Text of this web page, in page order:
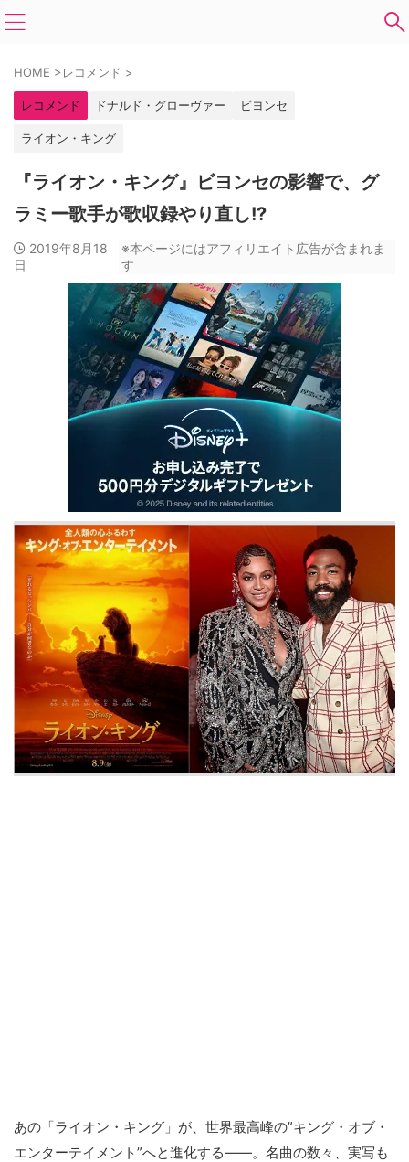
HOME >レコメンド >
レコメンド ドナルド・グローヴァー ビヨンセ
ライオン・キング
『ライオン・キング』ビヨンセの影響で、グ
ラミー歌手が歌収録やり直し!?
2019年8月18
日
※本ページにはアフィリエイト広告が含まれま
す
あの「ライオン・キング」が、世界最高峰の”キング・オブ・
エンターテイメント”へと進化する――。名曲の数々、実写も